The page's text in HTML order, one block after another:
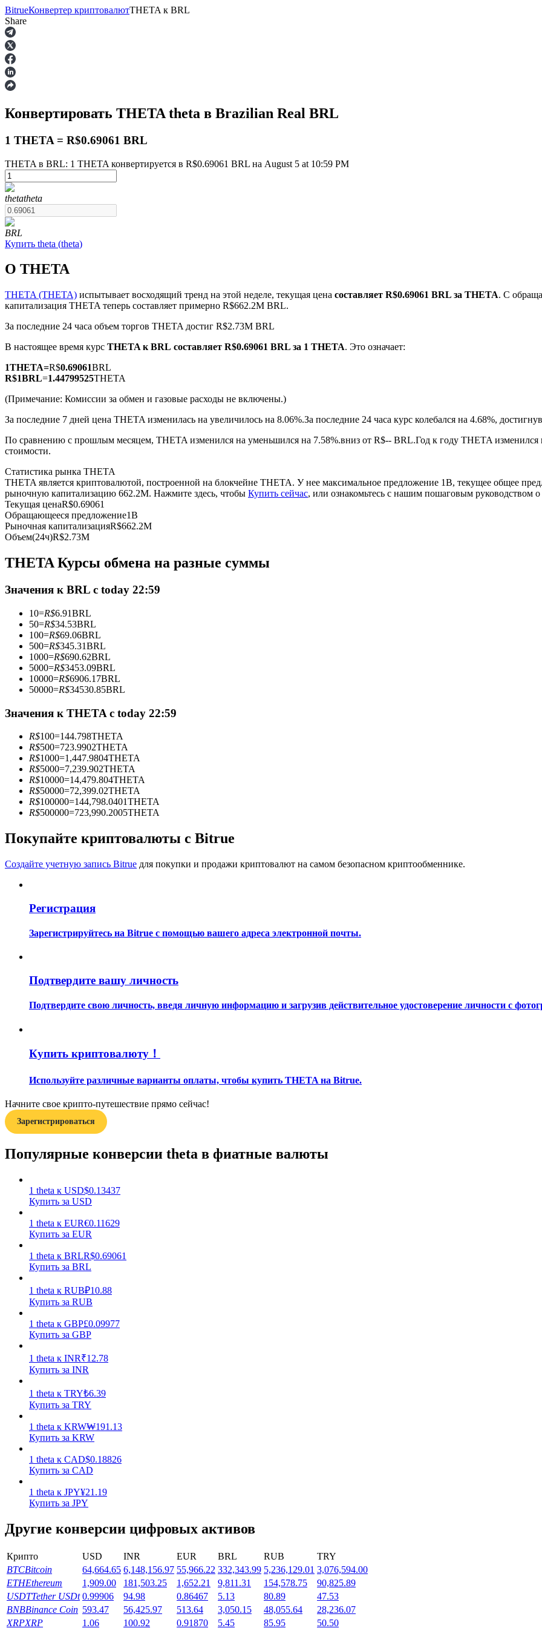
Фьючерсы
USDT-фьючерсы
Фьючерсы с использованием USDT в качестве обеспечения
Фьючерсы на COIN-M
Криптовалютные фьючерсы
USDC фьючерсы
Фьючерсы с использованием USDC в качестве обеспечения
Копирование торговли
Наслаждайтесь распределением прибыли и комиссиями за копи-трейдинг
Анализ больших данных, включая торговую информацию и т. д.
Гид
Руководство для начинающих по фьючерсам
Торговые стратегии
Заработок
Силовая свинья
Получайте конкурентные награды ежедневно
BitrueКонвертер криптовалютTHETA к BRL
Share
Конвертировать THETA theta в Brazilian Real BRL
1 THETA = R$0.69061 BRL
THETA в BRL: 1 THETA конвертируется в R$0.69061 BRL на August 5 at 10:59 PM
thetatheta
BRL
Купить theta (theta)
О THETA
THETA (THETA) испытывает восходящий тренд на этой неделе, текущая цена составляет R$0.69061 BRL за THETA. С
капитализация THETA теперь составляет примерно R$662.2M BRL.
За последние 24 часа объем торгов THETA достиг R$2.73M BRL
В настоящее время курс THETA к BRL составляет R$0.69061 BRL за 1 THETA. Это означает:
1THETA=R$0.69061BRL
R$1BRL=1.44799525THETA
(Примечание: Комиссии за обмен и газовые расходы не включены.)
За последние 7 дней цена THETA изменилась на увеличилось на 8.06%.За последние 24 часа курс колебался на 4.68%,
По сравнению с прошлым месяцем, THETA изменился на уменьшился на 7.58%.вниз от R$-- BRL.Год к году THETA изменился
стоимости.
Статистика рынка THETA
THETA является криптовалютой, построенной на блокчейне THETA. У нее максимальное предложение 1B, текущее общее
рыночную капитализацию 662.2M. Нажмите здесь, чтобы Купить сейчас, или ознакомьтесь с нашим пошаговым руководством о
Текущая ценаR$0.69061
Обращающееся предложение1B
Рыночная капитализацияR$662.2M
Объем(24ч)R$2.73M
THETA Курсы обмена на разные суммы
Значения к BRL с today 22:59
10=R$6.91BRL
50=R$34.53BRL
100=R$69.06BRL
500=R$345.31BRL
1000=R$690.62BRL
5000=R$3453.09BRL
10000=R$6906.17BRL
50000=R$34530.85BRL
Значения к THETA с today 22:59
R$100=144.798THETA
R$500=723.9902THETA
R$1000=1,447.9804THETA
R$5000=7,239.902THETA
R$10000=14,479.804THETA
R$50000=72,399.02THETA
R$100000=144,798.0401THETA
R$500000=723,990.2005THETA
Покупайте криптовалюты с Bitrue
Создайте учетную запись Bitrue для покупки и продажи криптовалют на самом безопасном криптообменнике.
Регистрация
Зарегистрируйтесь на Bitrue с помощью вашего адреса электронной почты.
Подтвердите вашу личность
Подтвердите свою личность, введя личную информацию и загрузив действительное удостоверение личности с
Купить криптовалюту！
Используйте различные варианты оплаты, чтобы купить THETA на Bitrue.
Начните свое крипто-путешествие прямо сейчас!
Зарегистрироваться
Популярные конверсии theta в фиатные валюты
1 theta к USD$0.13437
Купить за USD
1 theta к EUR€0.11629
Купить за EUR
1 theta к BRLR$0.69061
Купить за BRL
1 theta к RUB₽10.88
Купить за RUB
1 theta к GBP£0.09977
Купить за GBP
1 theta к INR₹12.78
Купить за INR
1 theta к TRY₺6.39
Купить за TRY
1 theta к KRW₩191.13
Купить за KRW
1 theta к CAD$0.18826
Купить за CAD
1 theta к JPY¥21.19
Купить за JPY
Другие конверсии цифровых активов
Крипто USD INR EUR BRL RUB
TRY
BTCBitcoin 64,664.65 6,148,156.97 55,966.22 332,343.99 5,236,129.01 3,076,594.00
ETHEthereum 1,909.00 181,503.25 1,652.21 9,811.31 154,578.75
90,825.89
USDTTether USDt 0.99906 94.98 0.86467 5.13 80.89
47.53
BNBBinance Coin 593.47 56,425.97 513.64 3,050.15 48,055.64
28,236.07
XRPXRP 1.06 100.92 0.91870 5.45 85.95
50.50